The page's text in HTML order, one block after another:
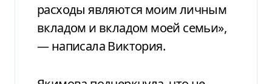
расходы являются моим личным
вкладом и вкладом моей семьи»,
— написала Виктория.